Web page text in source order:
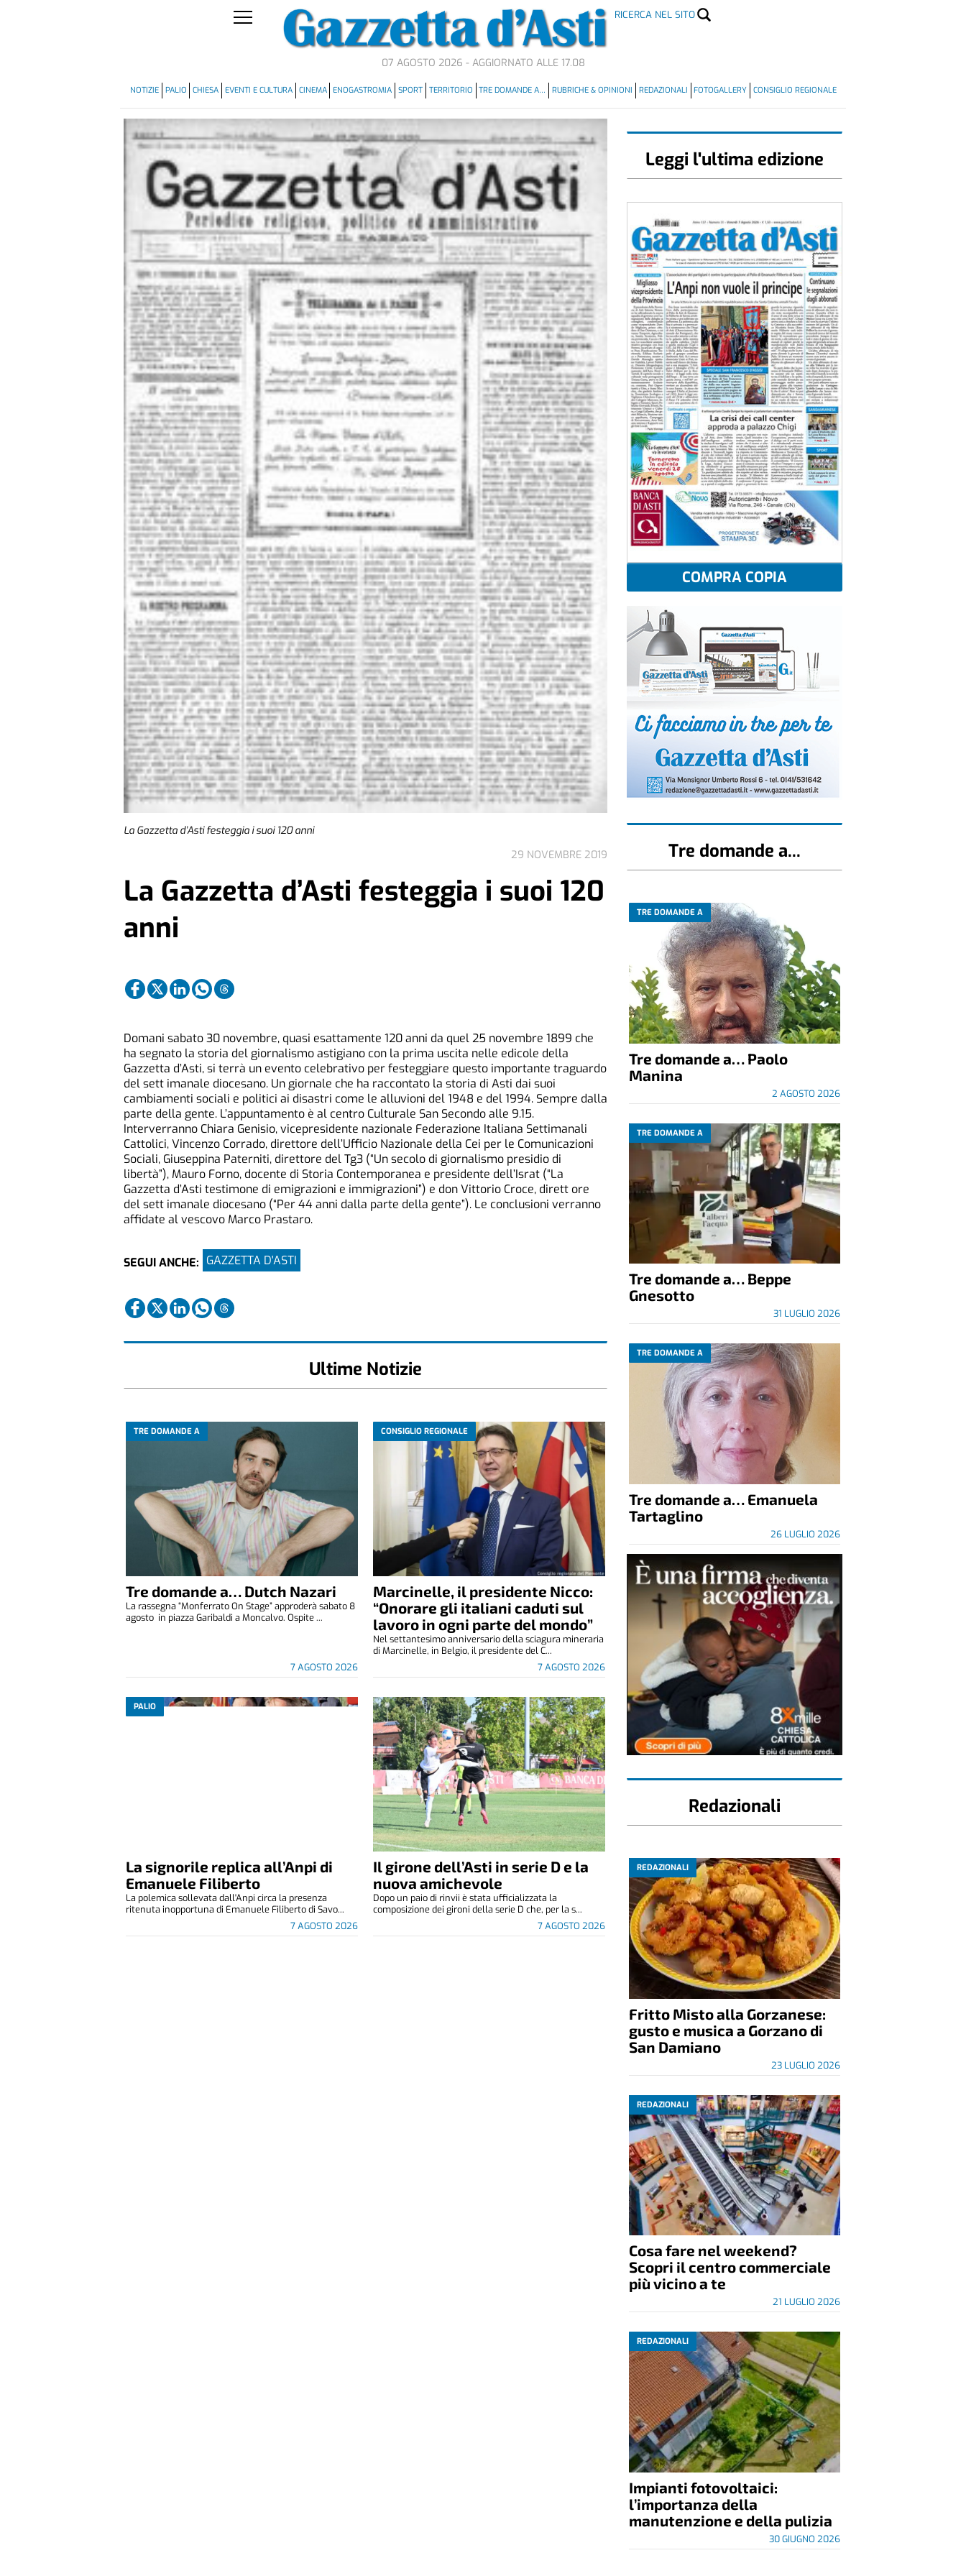
RICERCA NEL SITO
07 AGOSTO 2026 - AGGIORNATO ALLE 17.08
NOTIZIE PALIO CHIESA EVENTI E CULTURA CINEMA ENOGASTROMIA SPORT TERRITORIO TRE DOMANDE A… RUBRICHE & OPINIONI REDAZIONALI FOTOGALLERY CONSIGLIO REGIONALE
La Gazzetta d’Asti festeggia i suoi 120 anni
29 NOVEMBRE 2019
La Gazzetta d’Asti festeggia i suoi 120
anni
Domani sabato 30 novembre, quasi esattamente 120 anni da quel 25 novembre 1899 che
ha segnato la storia del giornalismo astigiano con la prima uscita nelle edicole della
Gazzetta d’Asti, si terrà un evento celebrativo per festeggiare questo importante traguardo
del sett imanale diocesano. Un giornale che ha raccontato la storia di Asti dai suoi
cambiamenti sociali e politici ai disastri come le alluvioni del 1948 e del 1994. Sempre dalla
parte della gente. L’appuntamento è al centro Culturale San Secondo alle 9.15.
Interverranno Chiara Genisio, vicepresidente nazionale Federazione Italiana Settimanali
Cattolici, Vincenzo Corrado, direttore dell’Ufficio Nazionale della Cei per le Comunicazioni
Sociali, Giuseppina Paterniti, direttore del Tg3 (“Un secolo di giornalismo presidio di
libertà”), Mauro Forno, docente di Storia Contemporanea e presidente dell’Israt (“La
Gazzetta d’Asti testimone di emigrazioni e immigrazioni”) e don Vittorio Croce, dirett ore
del sett imanale diocesano (“Per 44 anni dalla parte della gente”). Le conclusioni verranno
affidate al vescovo Marco Prastaro.
SEGUI ANCHE: GAZZETTA D'ASTI
Ultime Notizie
TRE DOMANDE A
Tre domande a… Dutch Nazari
7 AGOSTO 2026
La rassegna “Monferrato On Stage” approderà sabato 8
agosto in piazza Garibaldi a Moncalvo. Ospite ...
CONSIGLIO REGIONALE
Marcinelle, il presidente Nicco:
“Onorare gli italiani caduti sul
lavoro in ogni parte del mondo”
7 AGOSTO 2026
Nel settantesimo anniversario della sciagura mineraria
di Marcinelle, in Belgio, il presidente del C...
PALIO
La signorile replica all’Anpi di
Emanuele Filiberto
7 AGOSTO 2026
La polemica sollevata dall'Anpi circa la presenza
ritenuta inopportuna di Emanuele Filiberto di Savo...
Il girone dell’Asti in serie D e la
nuova amichevole
7 AGOSTO 2026
Dopo un paio di rinvii è stata ufficializzata la
composizione dei gironi della serie D che, per la s...
Leggi l'ultima edizione
COMPRA COPIA
Tre domande a...
TRE DOMANDE A
Tre domande a… Paolo
Manina
2 AGOSTO 2026
TRE DOMANDE A
Tre domande a… Beppe
Gnesotto
31 LUGLIO 2026
TRE DOMANDE A
Tre domande a… Emanuela
Tartaglino
26 LUGLIO 2026
Redazionali
REDAZIONALI
Fritto Misto alla Gorzanese:
gusto e musica a Gorzano di
San Damiano
23 LUGLIO 2026
REDAZIONALI
Cosa fare nel weekend?
Scopri il centro commerciale
più vicino a te
21 LUGLIO 2026
REDAZIONALI
Impianti fotovoltaici:
l’importanza della
manutenzione e della pulizia
30 GIUGNO 2026